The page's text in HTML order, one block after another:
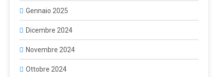
Gennaio 2025
Dicembre 2024
Novembre 2024
Ottobre 2024